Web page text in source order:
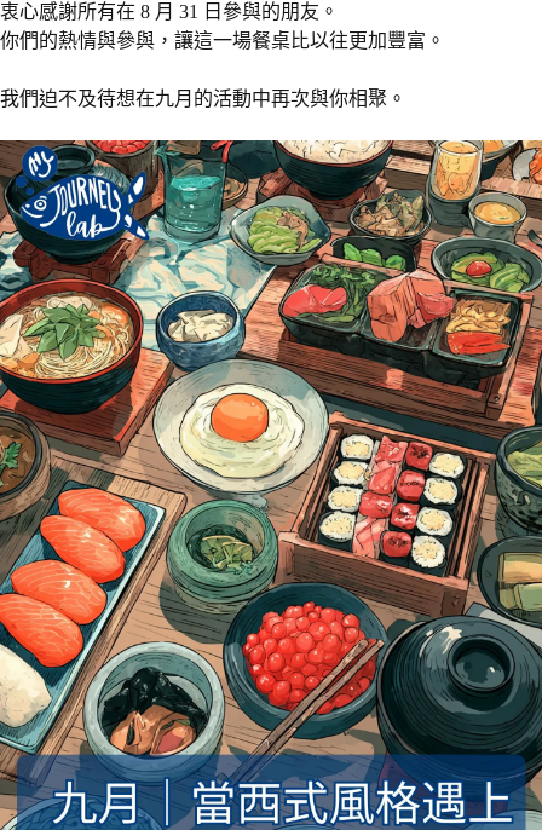
衷心感謝所有在 8 月 31 日參與的朋友。
你們的熱情與參與，讓這一場餐桌比以往更加豐富。
我們迫不及待想在九月的活動中再次與你相聚。